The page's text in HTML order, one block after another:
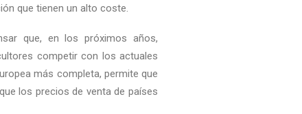
que tienen un alto coste.
que, en los próximos años,
competir con los actuales
más completa, permite que
los precios de venta de países